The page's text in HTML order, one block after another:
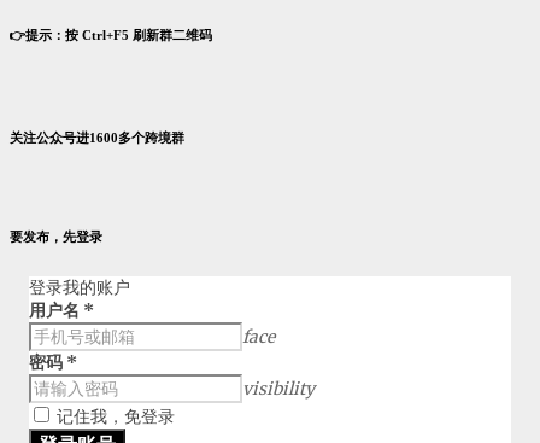
👉提示：按 Ctrl+F5 刷新群二维码
关注公众号进1600多个跨境群
要发布，先登录
登录我的账户
用户名 *
face
密码 *
visibility
记住我，免登录